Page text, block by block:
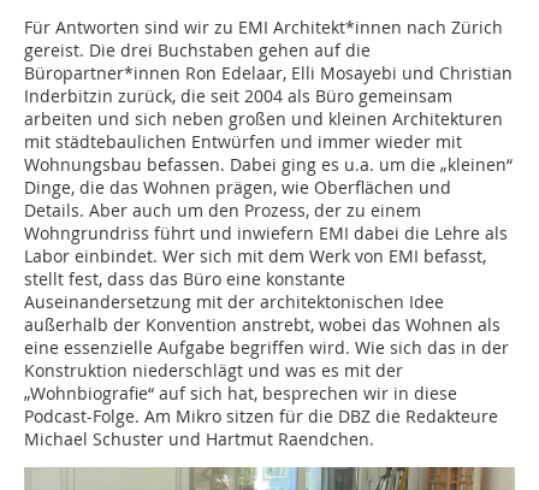
Für Antworten sind wir zu EMI Architekt*innen nach Zürich
gereist. Die drei Buchstaben gehen auf die
Büropartner*innen Ron Edelaar, Elli Mosayebi und Christian
Inderbitzin zurück, die seit 2004 als Büro gemeinsam
arbeiten und sich neben großen und kleinen Architekturen
mit städtebaulichen Entwürfen und immer wieder mit
Wohnungsbau befassen. Dabei ging es u.a. um die „kleinen“
Dinge, die das Wohnen prägen, wie Oberflächen und
Details. Aber auch um den Prozess, der zu einem
Wohngrundriss führt und inwiefern EMI dabei die Lehre als
Labor einbindet. Wer sich mit dem Werk von EMI befasst,
stellt fest, dass das Büro eine konstante
Auseinandersetzung mit der architektonischen Idee
außerhalb der Konvention anstrebt, wobei das Wohnen als
eine essenzielle Aufgabe begriffen wird. Wie sich das in der
Konstruktion niederschlägt und was es mit der
„Wohnbiografie“ auf sich hat, besprechen wir in diese
Podcast-Folge. Am Mikro sitzen für die DBZ die Redakteure
Michael Schuster und Hartmut Raendchen.